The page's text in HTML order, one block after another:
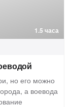
1.5 часа
но его можно
а воевода